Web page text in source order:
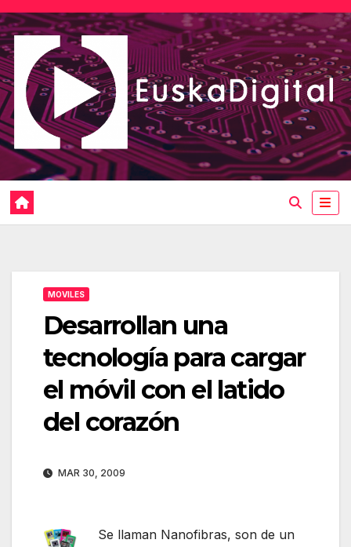
Saltar
al
contenido
MOVILES
Desarrollan una
tecnología para cargar
el móvil con el latido
del corazón
MAR 30, 2009
Se llaman Nanofibras, son de un